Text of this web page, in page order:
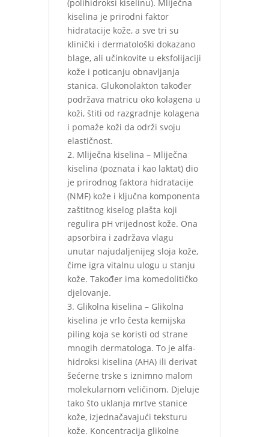
(polihidroksi kiselinu). Mliječna
kiselina je prirodni faktor
hidratacije kože, a sve tri su
klinički i dermatološki dokazano
blage, ali učinkovite u eksfolijaciji
kože i poticanju obnavljanja
stanica. Glukonolakton također
podržava matricu oko kolagena u
koži, štiti od razgradnje kolagena
i pomaže koži da održi svoju
elastičnost.
2. Mliječna kiselina – Mliječna
kiselina (poznata i kao laktat) dio
je prirodnog faktora hidratacije
(NMF) kože i ključna komponenta
zaštitnog kiselog plašta koji
regulira pH vrijednost kože. Ona
apsorbira i zadržava vlagu
unutar najudaljenijeg sloja kože,
čime igra vitalnu ulogu u stanju
kože. Također ima komedolitičko
djelovanje.
3. Glikolna kiselina – Glikolna
kiselina je vrlo česta kemijska
piling koja se koristi od strane
mnogih dermatologa. To je alfa-
hidroksi kiselina (AHA) ili derivat
šećerne trske s iznimno malom
molekularnom veličinom. Djeluje
tako što uklanja mrtve stanice
kože, izjednačavajući teksturu
kože. Koncentracija glikolne